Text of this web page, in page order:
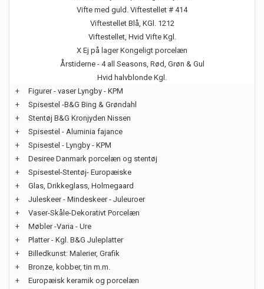
Vifte med guld. Viftestellet # 414
Viftestellet Blå, KGl. 1212
Viftestellet, Hvid Vifte Kgl.
X Ej på lager Kongeligt porcelæn
Årstiderne - 4 all Seasons, Rød, Grøn & Gul
Hvid halvblonde Kgl.
+
Figurer - vaser Lyngby - KPM
+
Spisestel -B&G Bing & Grøndahl
+
Stentøj B&G Kronjyden Nissen
+
Spisestel - Aluminia fajance
+
Spisestel - Lyngby - KPM
+
Desiree Danmark porcelæn og stentøj
+
Spisestel-Stentøj- Europæiske
+
Glas, Drikkeglass, Holmegaard
+
Juleskeer - Mindeskeer - Juleuroer
+
Vaser-Skåle-Dekorativt Porcelæn
+
Møbler -Varia - Ure
+
Platter - Kgl. B&G Juleplatter
+
Billedkunst: Malerier, Grafik
+
Bronze, kobber, tin m.m.
+
Europæisk keramik og porcelæn